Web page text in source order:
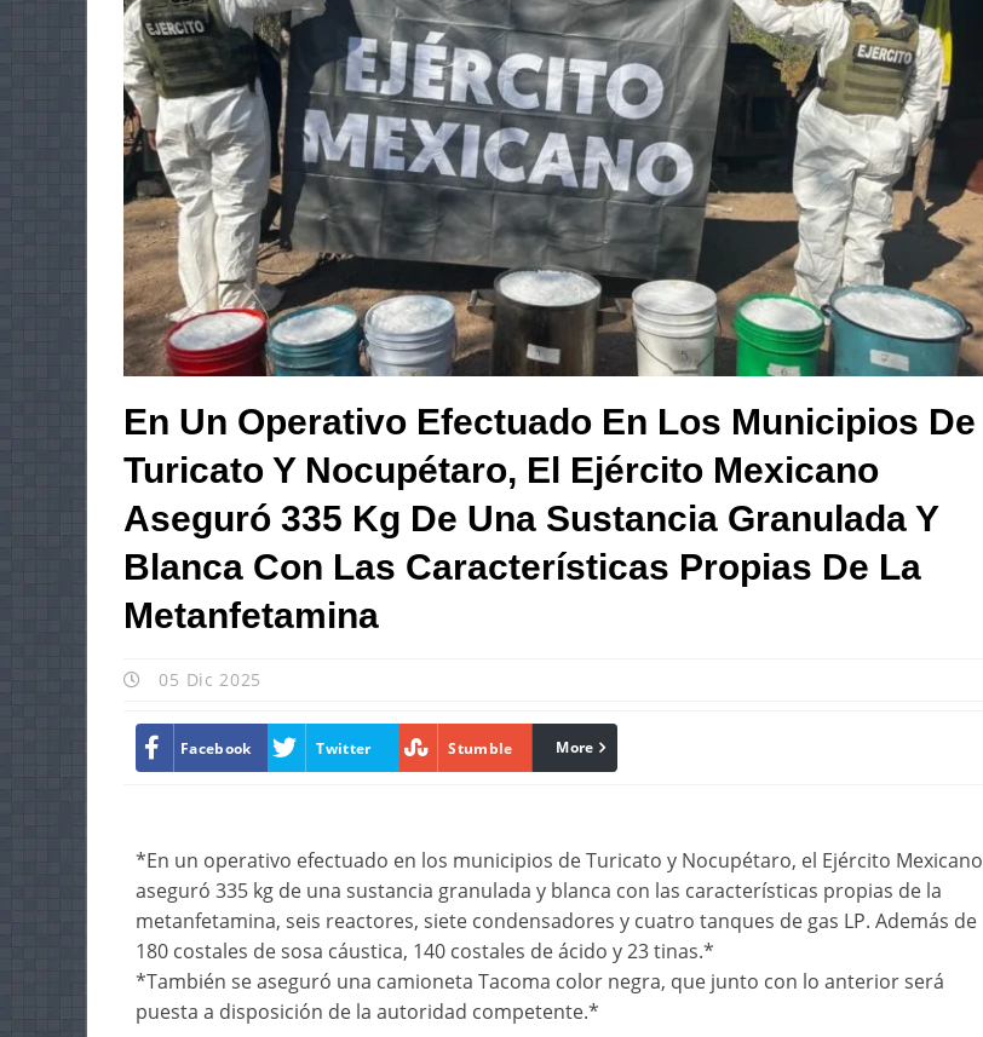
En Un Operativo Efectuado En Los Municipios De
Turicato Y Nocupétaro, El Ejército Mexicano
Aseguró 335 Kg De Una Sustancia Granulada Y
Blanca Con Las Características Propias De La
Metanfetamina
05 Dic 2025
Facebook Twitter Stumble linkedin
More
*En un operativo efectuado en los municipios de Turicato y Nocupétaro, el Ejército Mexicano
aseguró 335 kg de una sustancia granulada y blanca con las características propias de la
metanfetamina, seis reactores, siete condensadores y cuatro tanques de gas LP. Además de
180 costales de sosa cáustica, 140 costales de ácido y 23 tinas.*
*También se aseguró una camioneta Tacoma color negra, que junto con lo anterior será
puesta a disposición de la autoridad competente.*